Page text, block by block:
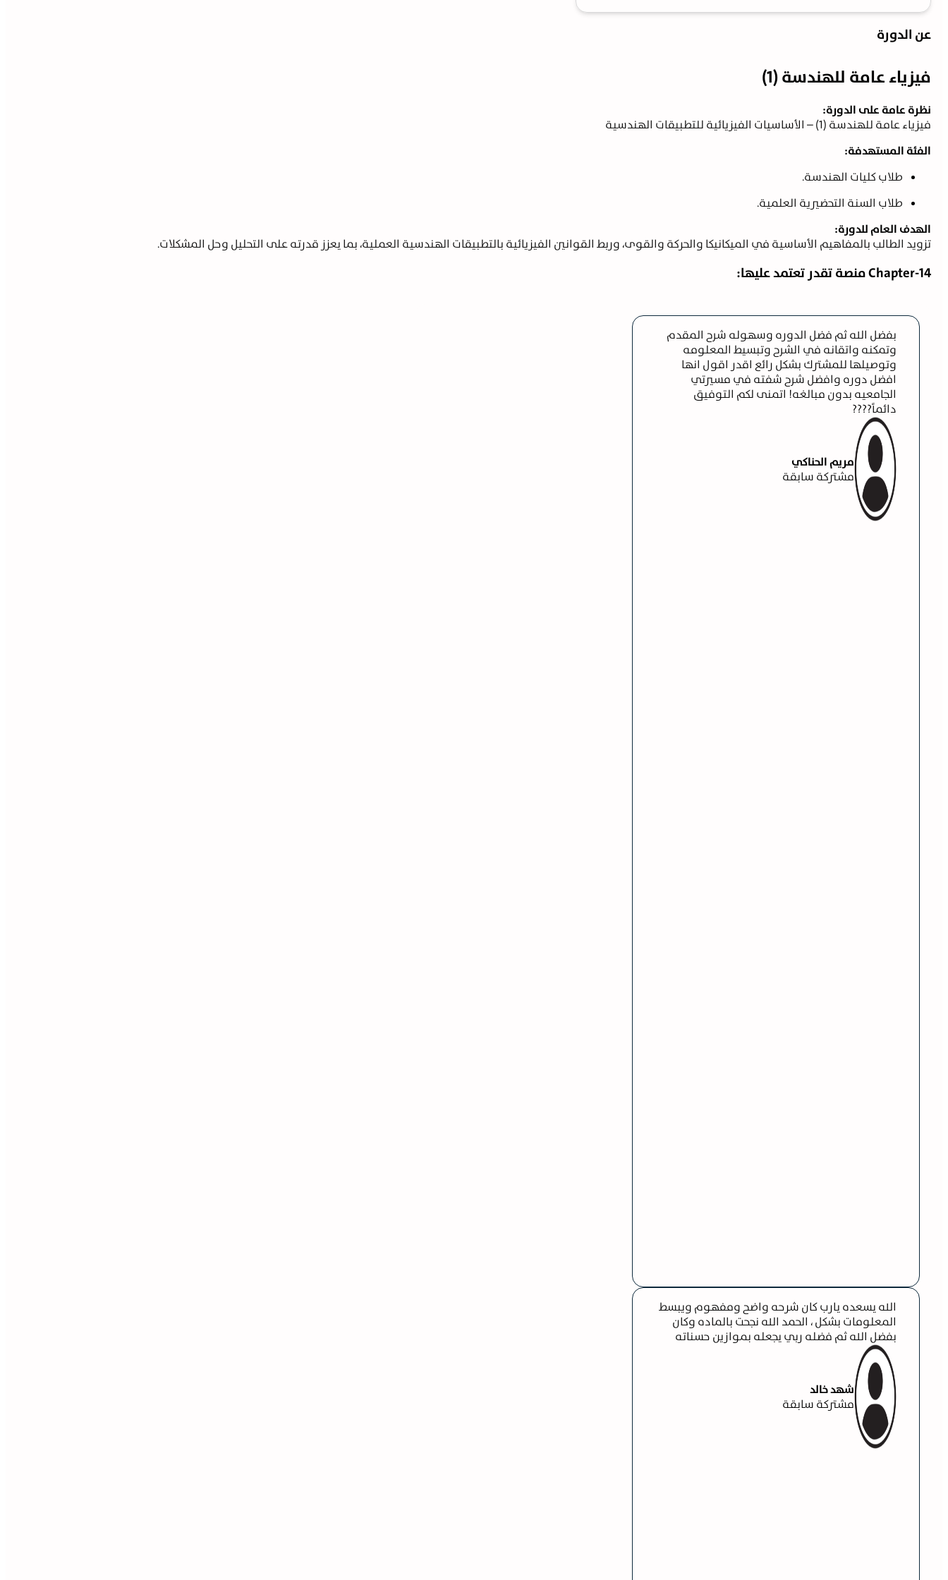
عن الدورة
فيزياء عامة للهندسة (1)
نظرة عامة على الدورة:
فيزياء عامة للهندسة (1) – الأساسيات الفيزيائية للتطبيقات الهندسية
الفئة المستهدفة:
طلاب كليات الهندسة.
طلاب السنة التحضيرية العلمية.
الهدف العام للدورة:
تزويد الطالب بالمفاهيم الأساسية في الميكانيكا والحركة والقوى، وربط القوانين الفيزيائية بالتطبيقات الهندسية العملية، بما يعزز قدرته على التحليل وحل المشكلات.
Chapter-14 منصة تقدر تعتمد عليها:
الدوره وسهوله شرح المقدم
في الشرح وتبسيط المعلومه
بشكل رائع اقدر اقول انها
شرح شفته في مسيرتي
اتمنى لكم التوفيق
كان شرحه واضح ومفهوم ويبسط
الحمد الله نجحت بالماده وكان
ربي يجعله بموازين حسناته